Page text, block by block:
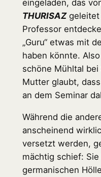
eingeladen, das
THURISAZgeleitet
Professor
„Guru“ etwas mit
haben könnte.
schöne Mühltal
Mutter glaubt,
an dem Seminar
Während die
anscheinend
versetzt werden,
mächtig schief:
germanischen